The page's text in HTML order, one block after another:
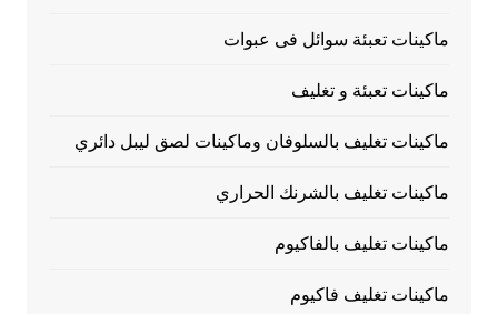
ماكينات تعبئة سوائل فى عبوات
ماكينات تعبئة و تغليف
ماكينات تغليف بالسلوفان وماكينات لصق ليبل دائري
ماكينات تغليف بالشرنك الحراري
ماكينات تغليف بالفاكيوم
ماكينات تغليف فاكيوم